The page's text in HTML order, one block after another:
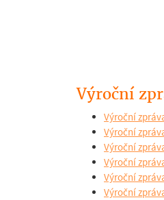
Výroční
Výroční
Výroční
Výroční
Výroční
Výroční
Výroční